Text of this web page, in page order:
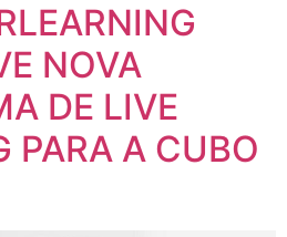
NOVA
DE LIVE
PARA A CUBO